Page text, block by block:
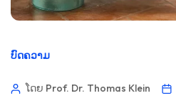
ບົດຄວາມ
ໂດຍ Prof. Dr. Thomas Klein